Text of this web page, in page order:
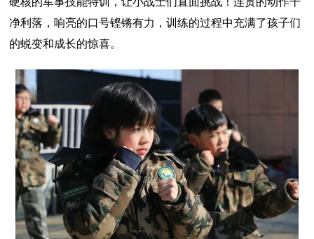
净利落，响亮的口号铿锵有力，训练的过程中充满了孩子们
的蜕变和成长的惊喜。